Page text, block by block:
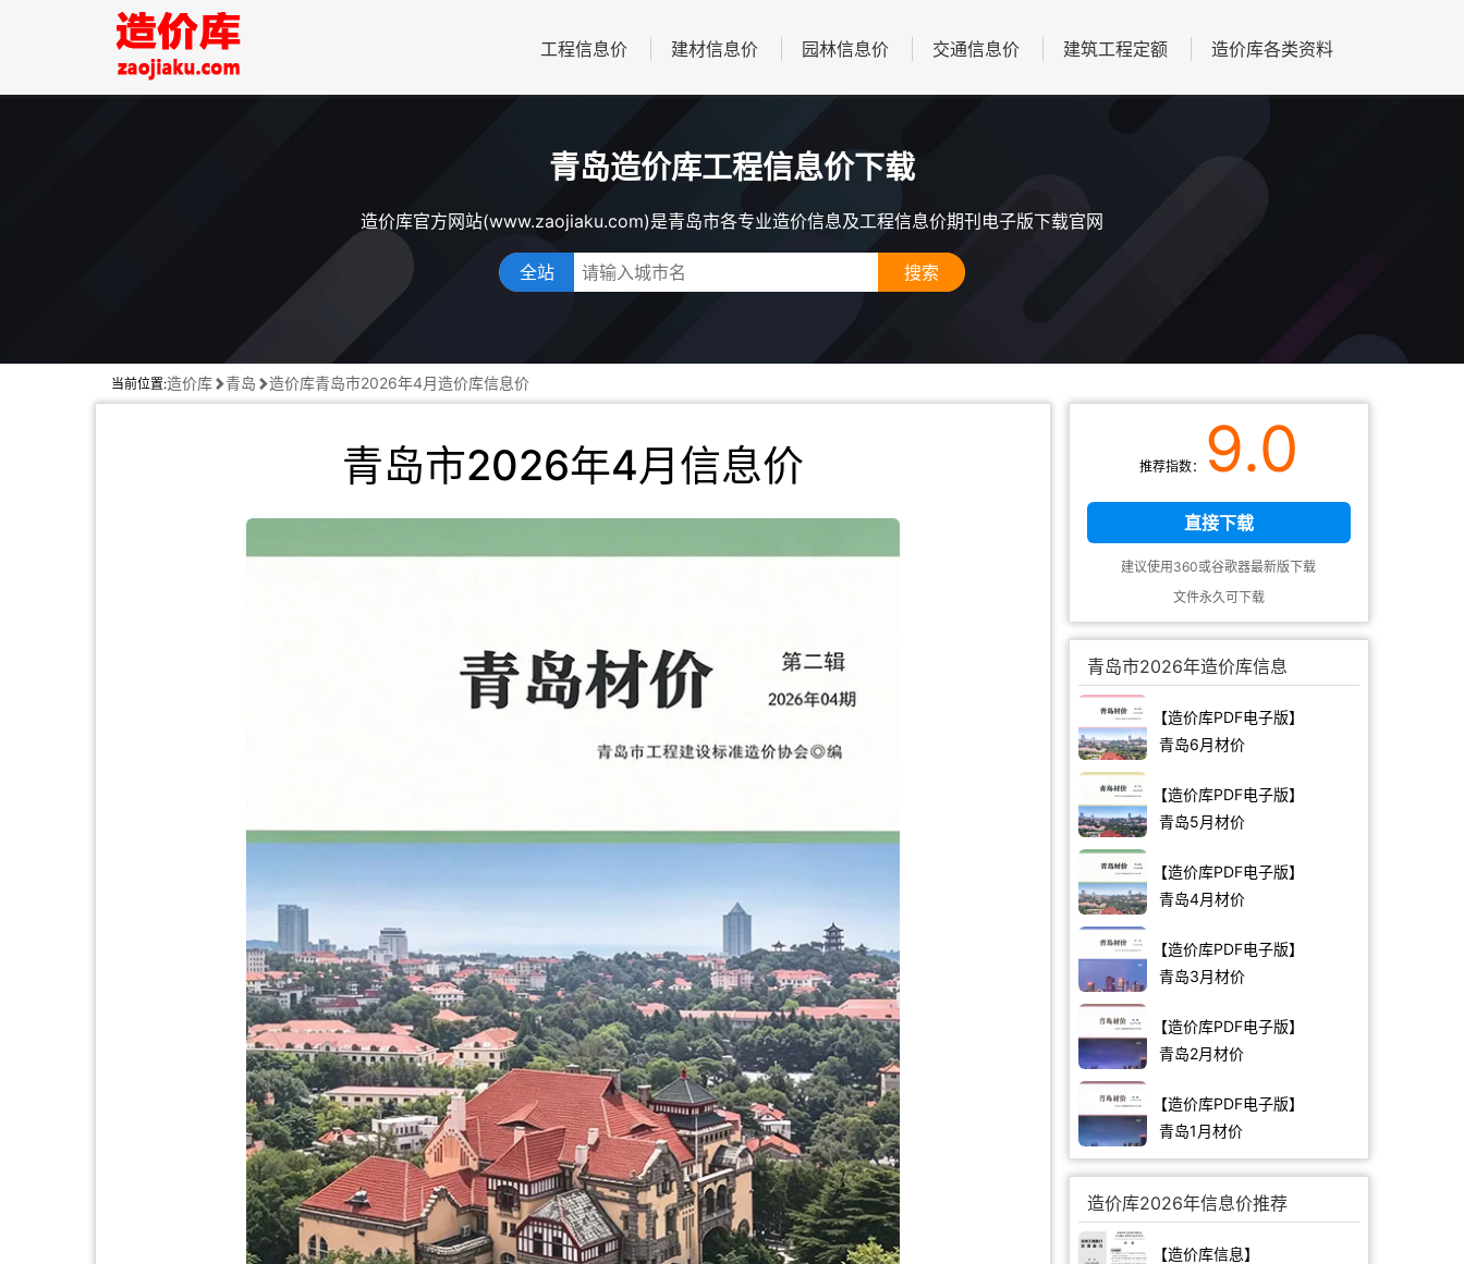
工程信息价 建材信息价 园林信息价 交通信息价 建筑工程定额 造价库各类资料
青岛造价库工程信息价下载
造价库官方网站(www.zaojiaku.com)是青岛市各专业造价信息及工程信息价期刊电子版下载官网
全站
当前位置:造价库 青岛 造价库青岛市2026年4月造价库信息价
青岛市2026年4月信息价 推荐指数： 9.0
直接下载
建议使用360或谷歌器最新版下载
文件永久可下载
青岛市2026年造价库信息
【造价库PDF电子版】
青岛6月材价
【造价库PDF电子版】
青岛5月材价
【造价库PDF电子版】
青岛4月材价
【造价库PDF电子版】
青岛3月材价
【造价库PDF电子版】
青岛2月材价
【造价库PDF电子版】
青岛1月材价
造价库2026年信息价推荐
【造价库信息】